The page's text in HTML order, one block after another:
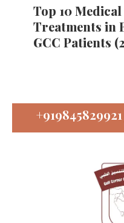
Top 10
Treatments in
GCC Patients
+919845829921